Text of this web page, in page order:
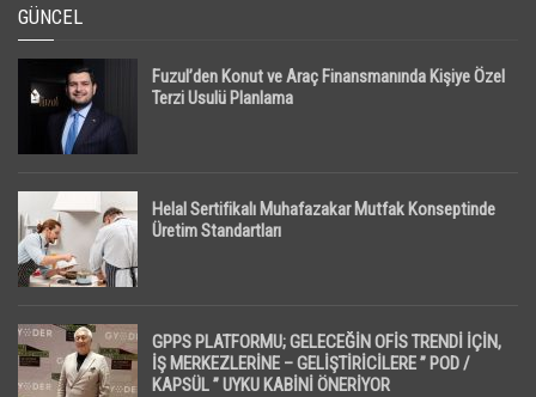
GÜNCEL
Fuzul’den Konut ve Araç Finansmanında Kişiye Özel
Terzi Usulü Planlama
Helal Sertifikalı Muhafazakar Mutfak Konseptinde
Üretim Standartları
GPPS PLATFORMU; GELECEĞİN OFİS TRENDİ İÇİN,
İŞ MERKEZLERİNE – GELİŞTİRİCİLERE ” POD /
KAPSÜL ” UYKU KABİNİ ÖNERİYOR